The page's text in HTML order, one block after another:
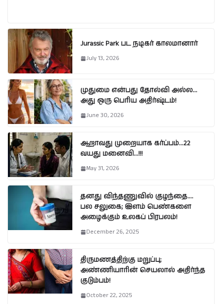
Jurassic Park பட நடிகர் காலமானார்
July 13, 2026
முதுமை என்பது தோல்வி அல்ல…
அது ஒரு பெரிய அதிர்ஷ்டம்!
June 30, 2026
ஆறாவது முறையாக கர்ப்பம்…22
வயது மனைவி…!!!
May 31, 2026
தனது விந்தணுவில் குழந்தை….
பல சலுகை; இளம் பெண்களை
அழைக்கும் உலகப் பிரபலம்!
December 26, 2025
திருமணத்திற்கு மறுப்பு;
அண்ணியாரின் செயலால் அதிர்ந்த
குடும்பம்!
October 22, 2025